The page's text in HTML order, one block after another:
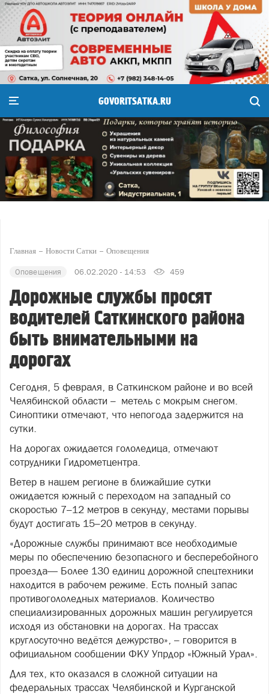
GOVORITSATKA.RU
Главная Новости Сатки Оповещения
Оповещения 06.02.2020 - 14:53 459
Дорожные службы просят
водителей Саткинского района
быть внимательными на
дорогах
Сегодня, 5 февраля, в Саткинском районе и во всей
Челябинской области – метель с мокрым снегом.
Синоптики отмечают, что непогода задержится на
сутки.
На дорогах ожидается гололедица, отмечают
сотрудники Гидрометцентра.
Ветер в нашем регионе в ближайшие сутки
ожидается южный с переходом на западный со
скоростью 7–12 метров в секунду, местами порывы
будут достигать 15–20 метров в секунду.
«Дорожные службы принимают все необходимые
меры по обеспечению безопасного и бесперебойного
проезда— Более 130 единиц дорожной спецтехники
находится в рабочем режиме. Есть полный запас
противогололедных материалов. Количество
специализированных дорожных машин регулируется
исходя из обстановки на дорогах. На трассах
круглосуточно ведётся дежурство», – говорится в
официальном сообщении ФКУ Упрдор «Южный Урал».
Для тех, кто оказался в сложной ситуации на
федеральных трассах Челябинской и Курганской